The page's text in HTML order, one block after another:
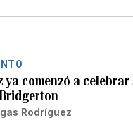
ya comenzó a celebrar
Rodríguez